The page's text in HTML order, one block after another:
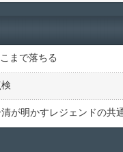
まで落ちる
が明かすレジェンドの共